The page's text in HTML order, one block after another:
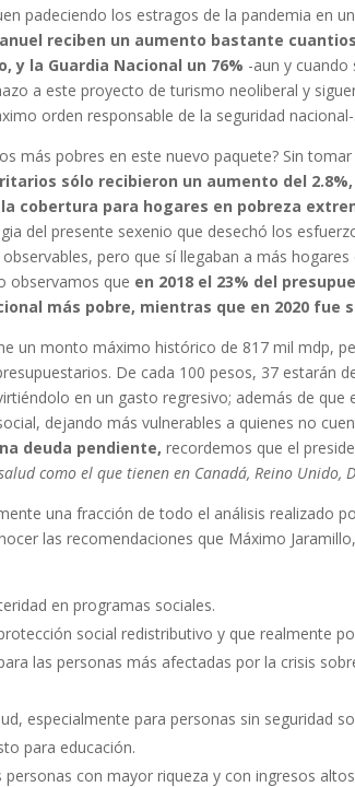
padeciendo los estragos de la pandemia en
reciben un aumento bastante
y la Guardia Nacional un 76% -aun y
a este proyecto de turismo neoliberal y
orden responsable de la seguridad nacional-.
más pobres en este nuevo paquete? Sin
sólo recibieron un aumento del
la cobertura para hogares en pobreza
del presente sexenio que desechó los
pero que sí llegaban a más
observamos que en 2018 el 23% del
más pobre, mientras que en 2020 fue
un monto máximo histórico de 817 mil mdp,
De cada 100 pesos, 37 estarán
en un gasto regresivo; además de
dejando más vulnerables a quienes no
deuda pendiente, recordemos que el
como el que tienen en Canadá, Reino Unido,
una fracción de todo el análisis realizado
las recomendaciones que Máximo
en programas sociales.
social redistributivo y que realmente
las personas más afectadas por la crisis
especialmente para personas sin seguridad
para educación.
con mayor riqueza y con ingresos